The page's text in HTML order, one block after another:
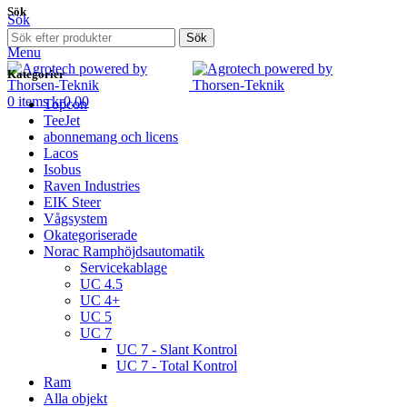
Sök
0items kr 0,00
Menu
0 items kr0,00
Sök
Sök
Kategorier
Topcon
TeeJet
abonnemang och licens
Lacos
Isobus
Raven Industries
EIK Steer
Vågsystem
Okategoriserade
Norac Ramphöjdsautomatik
Servicekablage
UC 4.5
UC 4+
UC 5
UC 7
UC 7 - Slant Kontrol
UC 7 - Total Kontrol
Ram
Alla objekt